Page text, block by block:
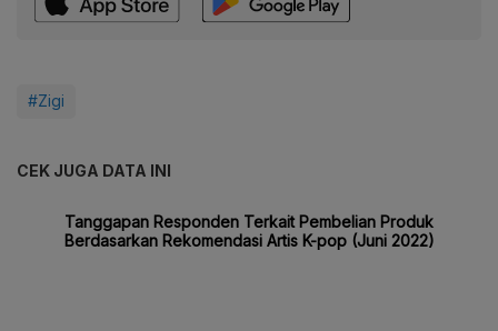
#Zigi
CEK JUGA DATA INI